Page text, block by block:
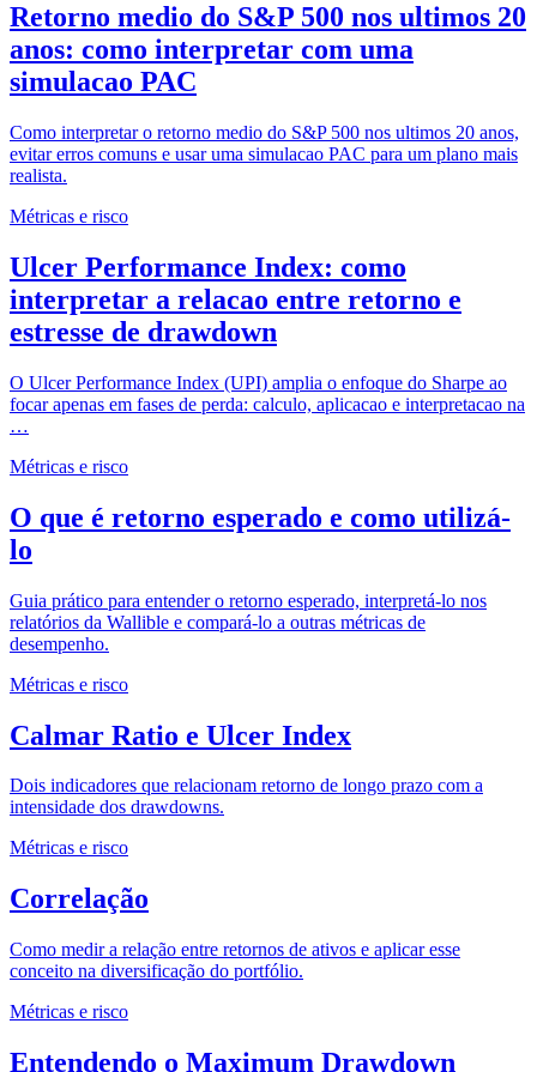
Retorno medio do S&P 500 nos ultimos 20
anos: como interpretar com uma
simulacao PAC
Como interpretar o retorno medio do S&P 500 nos ultimos 20 anos,
evitar erros comuns e usar uma simulacao PAC para um plano mais
realista.
Métricas e risco
Ulcer Performance Index: como
interpretar a relacao entre retorno e
estresse de drawdown
O Ulcer Performance Index (UPI) amplia o enfoque do Sharpe ao
focar apenas em fases de perda: calculo, aplicacao e interpretacao na
…
Métricas e risco
O que é retorno esperado e como utilizá-
lo
Guia prático para entender o retorno esperado, interpretá-lo nos
relatórios da Wallible e compará-lo a outras métricas de
desempenho.
Métricas e risco
Calmar Ratio e Ulcer Index
Dois indicadores que relacionam retorno de longo prazo com a
intensidade dos drawdowns.
Métricas e risco
Correlação
Como medir a relação entre retornos de ativos e aplicar esse
conceito na diversificação do portfólio.
Métricas e risco
Entendendo o Maximum Drawdown